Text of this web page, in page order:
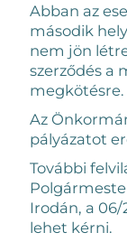
Abban az
második
nem jön
szerződés a
megkötésre.
Az
pályázatot
További
Irodán, a
lehet kérni.